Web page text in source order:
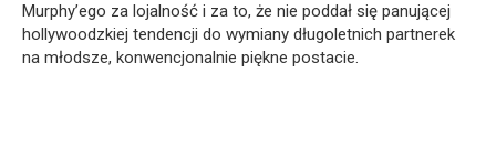
Murphy’ego za lojalność i za to, że nie poddał się panującej
hollywoodzkiej tendencji do wymiany długoletnich partnerek
na młodsze, konwencjonalnie piękne postacie.